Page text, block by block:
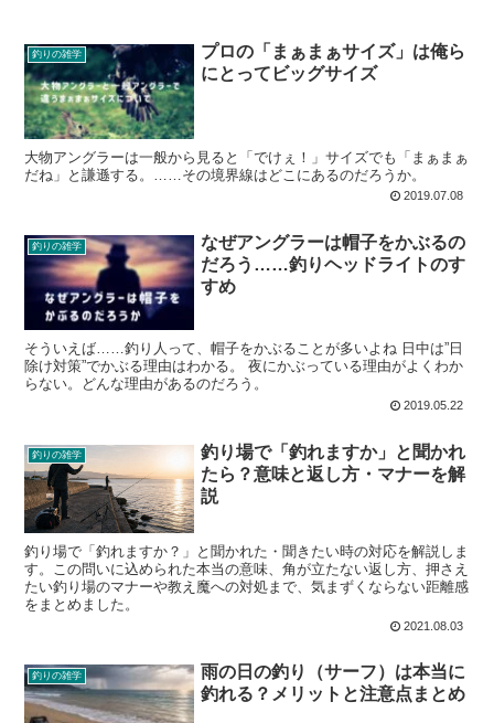
釣りの雑学
プロの「まぁまぁサイズ」は俺ら
にとってビッグサイズ
大物アングラーは一般から見ると「でけぇ！」サイズでも「まぁまぁ
だね」と謙遜する。……その境界線はどこにあるのだろうか。
2019.07.08
釣りの雑学
なぜアングラーは帽子をかぶるの
だろう……釣りヘッドライトのす
すめ
そういえば……釣り人って、帽子をかぶることが多いよね 日中は”日
除け対策”でかぶる理由はわかる。 夜にかぶっている理由がよくわか
らない。どんな理由があるのだろう。
2019.05.22
釣りの雑学
釣り場で「釣れますか」と聞かれ
たら？意味と返し方・マナーを解
説
釣り場で「釣れますか？」と聞かれた・聞きたい時の対応を解説しま
す。この問いに込められた本当の意味、角が立たない返し方、押さえ
たい釣り場のマナーや教え魔への対処まで、気まずくならない距離感
をまとめました。
2021.08.03
釣りの雑学
雨の日の釣り（サーフ）は本当に
釣れる？メリットと注意点まとめ